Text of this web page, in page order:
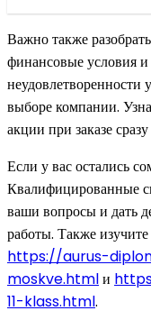
Важно также
финансовые условия и
выборе компании.
акции при заказе
Если у вас остались
Квалифицированные
ваши вопросы и дать
работы. Также
https://aurus-
moskve.htmlи
11-klass.html.